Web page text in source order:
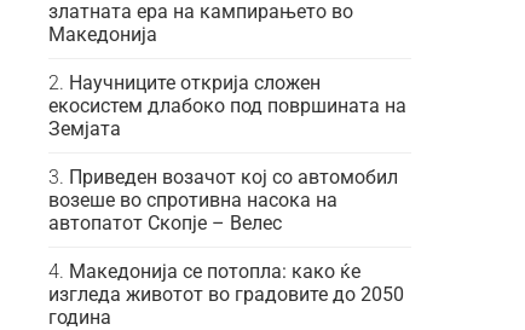
златната ера на кампирањето во
Македонија
Научниците открија сложен
екосистем длабоко под површината на
Земјата
Приведен возачот кој со автомобил
возеше во спротивна насока на
автопатот Скопје – Велес
Македонија се потопла: како ќе
изгледа животот во градовите до 2050
година